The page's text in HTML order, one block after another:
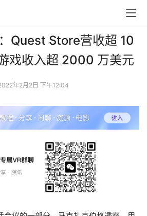
Quest Store营收超 10
戏收入超 2000 万美元
年2月2日 下午12:04